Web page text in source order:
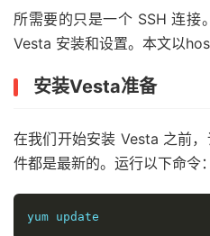
所需要的只是一个 SSH 连接
Vesta 安装和设置。本文以
安装Vesta准备
在我们开始安装 Vesta 之前
件都是最新的。运行以下命令：
yum update